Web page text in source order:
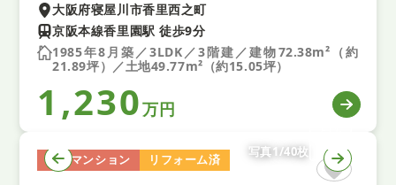
大阪府寝屋川市香里西之町
京阪本線香里園駅 徒歩9分
1985年8月築／3LDK／3階建／建物72.38m²（約
21.89坪）／土地49.77m²（約15.05坪）
1,230万円
中古マンション リフォーム済
写真1/40枚